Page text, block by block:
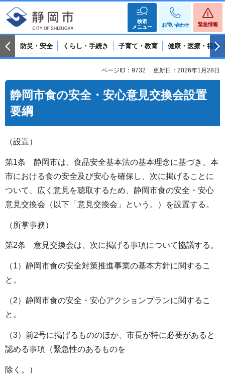
検索
メニュー
お問い合わせ 緊急情報
防災・安全 くらし・手続き 子育て・教育 健康・医療・福祉
ページID：9732 更新日：2026年1月28日
静岡市食の安全・安心意見交換会設置
要綱
（設置）
第1条 静岡市は、食品安全基本法の基本理念に基づき、本
市における食の安全及び安心を確保し、次に掲げることに
ついて、広く意見を聴取するため、静岡市食の安全・安心
意見交換会（以下「意見交換会」という。）を設置する。
（所掌事務）
第2条 意見交換会は、次に掲げる事項について協議する。
（1）静岡市食の安全対策推進事業の基本方針に関するこ
と。
（2）静岡市食の安全・安心アクションプランに関するこ
と。
（3）前2号に掲げるもののほか、市長が特に必要があると
認める事項（緊急性のあるものを
除く。）